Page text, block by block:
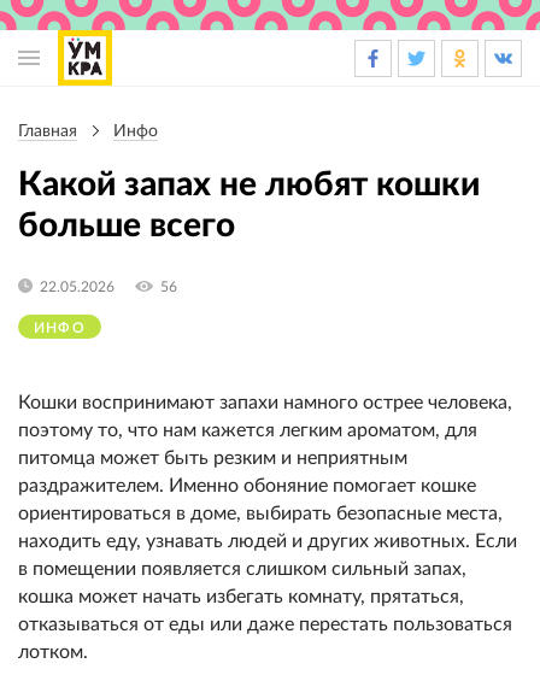
навигации
Главная Инфо
Какой запах не любят кошки
больше всего
ИНФО
22.05.2026 56
Кошки воспринимают запахи намного острее человека,
поэтому то, что нам кажется легким ароматом, для
питомца может быть резким и неприятным
раздражителем. Именно обоняние помогает кошке
ориентироваться в доме, выбирать безопасные места,
находить еду, узнавать людей и других животных. Если
в помещении появляется слишком сильный запах,
кошка может начать избегать комнату, прятаться,
отказываться от еды или даже перестать пользоваться
лотком.